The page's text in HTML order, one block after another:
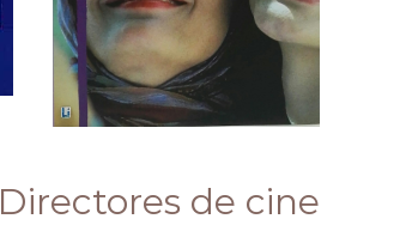
Directores de cine